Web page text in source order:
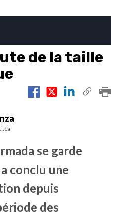
de la taille
se garde
a conclu une
depuis
des